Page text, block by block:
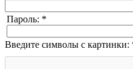
Пароль: *
Введите символы с картинки: